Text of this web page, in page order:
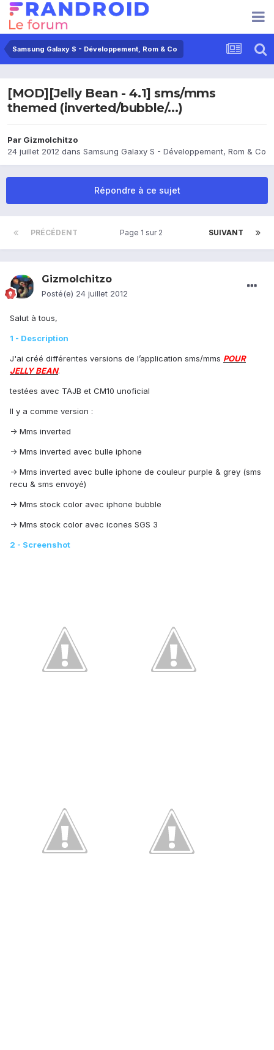
Samsung Galaxy S - Développement, Rom & Co
[MOD][Jelly Bean - 4.1] sms/mms
themed (inverted/bubble/...)
Par GizmoIchitzo
24 juillet 2012 dans Samsung Galaxy S - Développement, Rom & Co
Répondre à ce sujet
PRÉCÉDENT SUIVANT
Page 1 sur 2
GizmoIchitzo
Posté(e) 24 juillet 2012
Salut à tous,
1 - Description
J'ai créé différentes versions de l’application sms/mms POUR
JELLY BEAN.
testées avec TAJB et CM10 unoficial
Il y a comme version :
-> Mms inverted
-> Mms inverted avec bulle iphone
-> Mms inverted avec bulle iphone de couleur purple & grey (sms
recu & sms envoyé)
-> Mms stock color avec iphone bubble
-> Mms stock color avec icones SGS 3
2 - Screenshot